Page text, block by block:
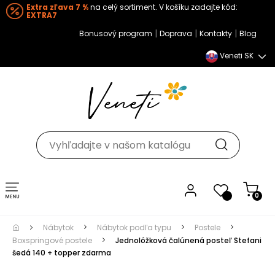
Extra zľava 7 %na celý sortiment. V košíku zadajte kód:
EXTRA7
Bonusový program | Doprava | Kontakty | Blog
Veneti SK
0
Toggle navigation
Nábytok Nábytok podľa typu
Postele
Boxspringové postele
Jednolôžková čalúnená posteľ Stefani
šedá 140 + topper zdarma